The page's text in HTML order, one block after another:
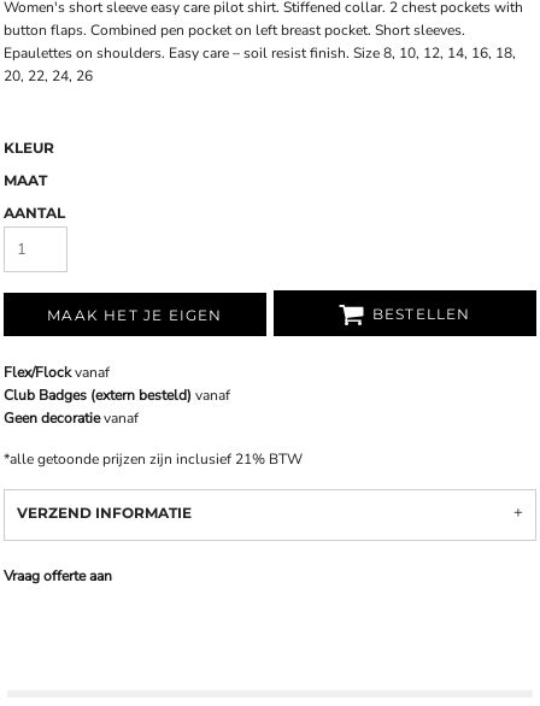
Women's short sleeve easy care pilot shirt. Stiffened collar. 2 chest pockets with
button flaps. Combined pen pocket on left breast pocket. Short sleeves.
Epaulettes on shoulders. Easy care – soil resist finish. Size 8, 10, 12, 14, 16, 18,
20, 22, 24, 26
KLEUR
MAAT
AANTAL
MAAK HET JE EIGEN BESTELLEN
Flex/Flockvanaf
Club Badges (extern besteld) vanaf
Geen decoratievanaf
*alle getoonde prijzen zijn inclusief 21% BTW
VERZEND INFORMATIE
Vraag offerte aan